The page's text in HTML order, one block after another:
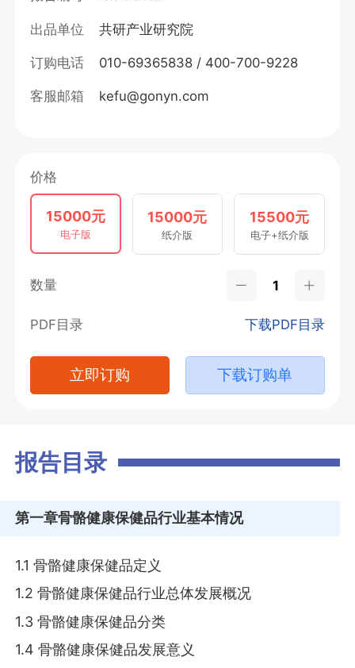
出品单位 共研产业研究院
订购电话 010-69365838 / 400-700-9228
客服邮箱 kefu@gonyn.com
价格
15000元
电子版
15000元
纸介版
15500元
电子+纸介版
数量
PDF目录 下载PDF目录
立即订购 下载订购单
报告目录
第一章骨骼健康保健品行业基本情况
1.1 骨骼健康保健品定义
1.2 骨骼健康保健品行业总体发展概况
1.3 骨骼健康保健品分类
1.4 骨骼健康保健品发展意义